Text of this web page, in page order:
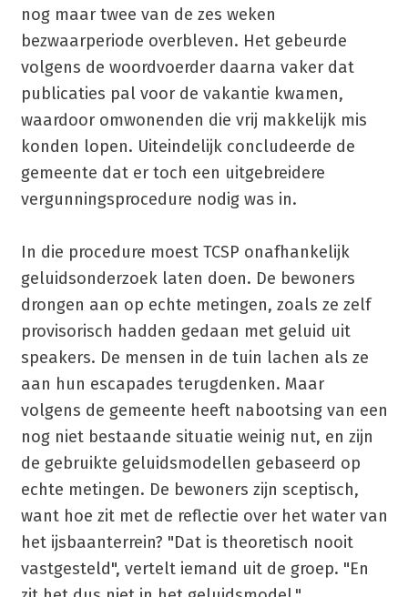
nog maar twee van de zes weken
bezwaarperiode overbleven. Het gebeurde
volgens de woordvoerder daarna vaker dat
publicaties pal voor de vakantie kwamen,
waardoor omwonenden die vrij makkelijk mis
konden lopen. Uiteindelijk concludeerde de
gemeente dat er toch een uitgebreidere
vergunningsprocedure nodig was in.
In die procedure moest TCSP onafhankelijk
geluidsonderzoek laten doen. De bewoners
drongen aan op echte metingen, zoals ze zelf
provisorisch hadden gedaan met geluid uit
speakers. De mensen in de tuin lachen als ze
aan hun escapades terugdenken. Maar
volgens de gemeente heeft nabootsing van een
nog niet bestaande situatie weinig nut, en zijn
de gebruikte geluidsmodellen gebaseerd op
echte metingen. De bewoners zijn sceptisch,
want hoe zit met de reflectie over het water van
het ijsbaanterrein? "Dat is theoretisch nooit
vastgesteld", vertelt iemand uit de groep. "En